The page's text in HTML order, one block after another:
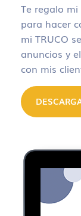
Te regalo mi
para hacer
mi TRUCO
anuncios y
con mis